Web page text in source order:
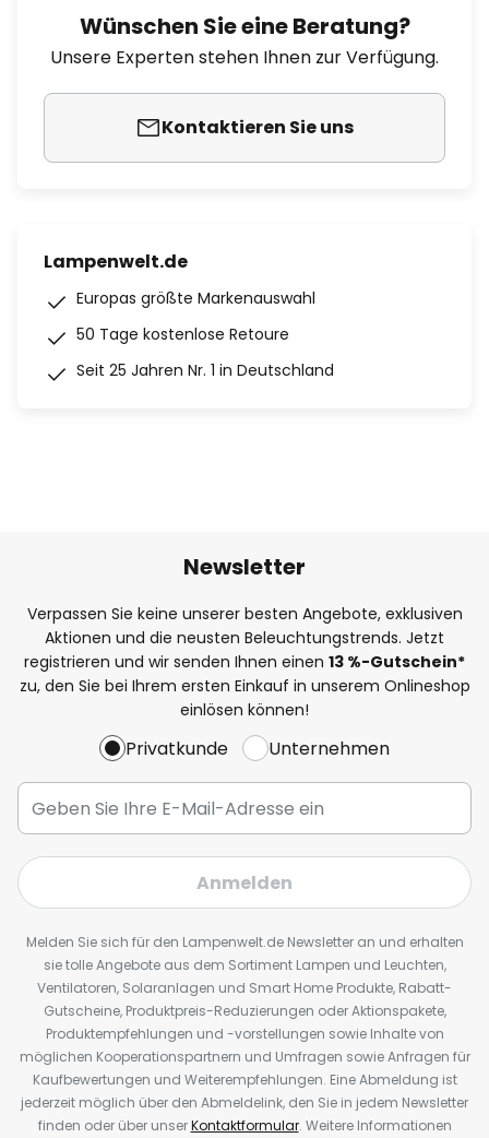
Wünschen Sie eine Beratung?
Unsere Experten stehen Ihnen zur Verfügung.
Kontaktieren Sie uns
Lampenwelt.de
Europas größte Markenauswahl
50 Tage kostenlose Retoure
Seit 25 Jahren Nr. 1 in Deutschland
Newsletter
Verpassen Sie keine unserer besten Angebote, exklusiven
Aktionen und die neusten Beleuchtungstrends. Jetzt
registrieren und wir senden Ihnen einen 13 %-Gutschein*
zu, den Sie bei Ihrem ersten Einkauf in unserem Onlineshop
einlösen können!
Privatkunde Unternehmen
Anmelden
Melden Sie sich für den Lampenwelt.de Newsletter an und erhalten
sie tolle Angebote aus dem Sortiment Lampen und Leuchten,
Ventilatoren, Solaranlagen und Smart Home Produkte, Rabatt-
Gutscheine, Produktpreis-Reduzierungen oder Aktionspakete,
Produktempfehlungen und -vorstellungen sowie Inhalte von
möglichen Kooperationspartnern und Umfragen sowie Anfragen für
Kaufbewertungen und Weiterempfehlungen. Eine Abmeldung ist
jederzeit möglich über den Abmeldelink, den Sie in jedem Newsletter
finden oder über unserKontaktformular. Weitere Informationen